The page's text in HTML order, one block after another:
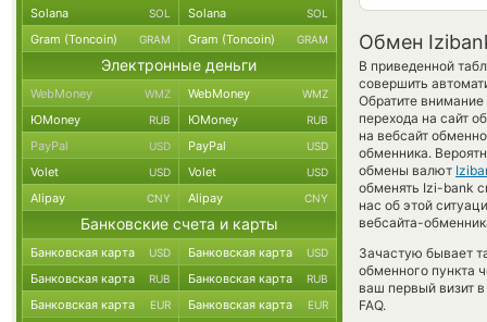
Обмен
В приведенной
совершить
Обратите
перехода на сайт
на вебсайт
обменника.
обмены валют
обменять Izi-bank
нас об этой
вебсайта-
Зачастую бывает
обменного пункта
ваш первый визит
FAQ.
Solana SOL Solana SOL
Gram (Toncoin) GRAM Gram (Toncoin) GRAM
Электронные деньги
WebMoney WMZ WebMoney WMZ
ЮMoney RUB ЮMoney RUB
PayPal USD PayPal USD
Volet USD Volet USD
Alipay CNY Alipay CNY
Банковские счета и карты
Банковская карта USD Банковская карта USD
Банковская карта RUB Банковская карта RUB
Банковская карта EUR Банковская карта EUR